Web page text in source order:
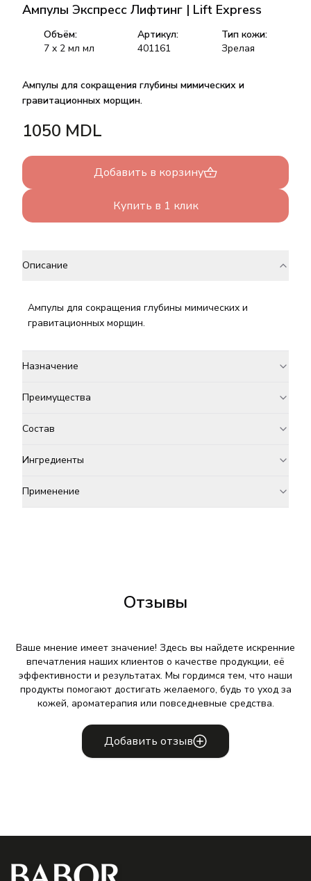
Ампулы Экспресс Лифтинг | Lift Express
Объём:
7 x 2 мл мл
Артикул:
401161
Тип кожи:
Зрелая
Ампулы для сокращения глубины мимических и
гравитационных морщин.
1050 MDL
Добавить в корзину
Купить в 1 клик
Описание
Ампулы для сокращения глубины мимических и
гравитационных морщин.
Назначение
Преимущества
Состав
Ингредиенты
Применение
Отзывы
Ваше мнение имеет значение! Здесь вы найдете искренние
впечатления наших клиентов о качестве продукции, её
эффективности и результатах. Мы гордимся тем, что наши
продукты помогают достигать желаемого, будь то уход за
кожей, ароматерапия или повседневные средства.
Добавить отзыв